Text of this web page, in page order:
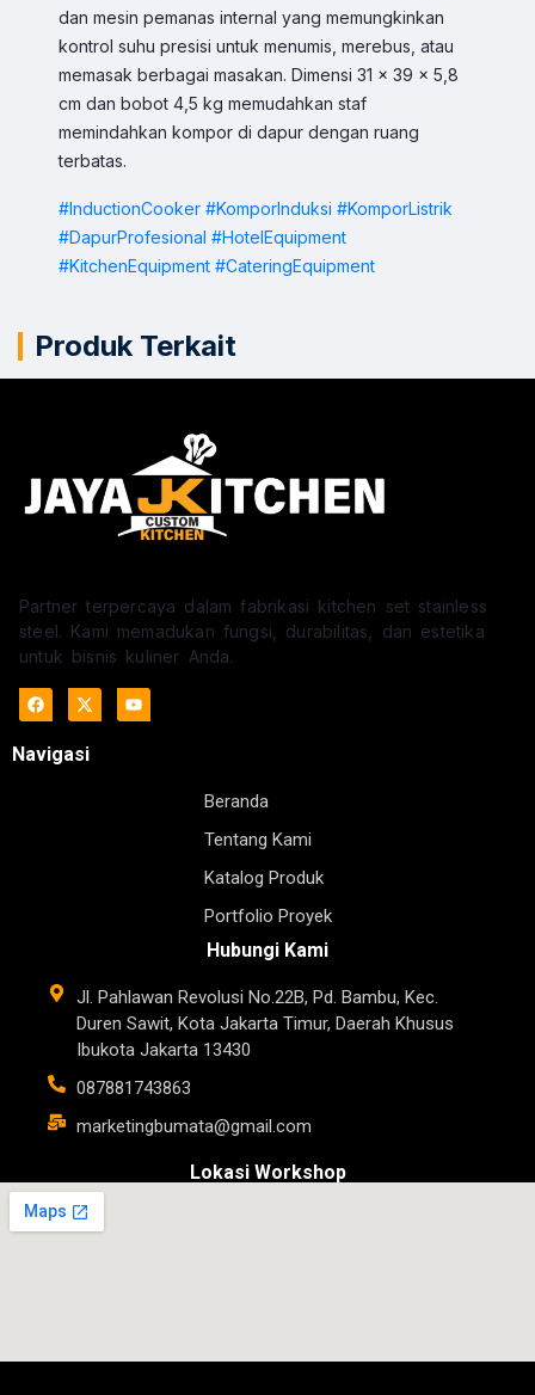
dan mesin pemanas internal yang memungkinkan
kontrol suhu presisi untuk menumis, merebus, atau
memasak berbagai masakan. Dimensi 31 × 39 × 5,8
cm dan bobot 4,5 kg memudahkan staf
memindahkan kompor di dapur dengan ruang
terbatas.
#InductionCooker #KomporInduksi #KomporListrik
#DapurProfesional #HotelEquipment
#KitchenEquipment #CateringEquipment
Produk Terkait
Partner terpercaya dalam fabrikasi kitchen set stainless
steel. Kami memadukan fungsi, durabilitas, dan estetika
untuk bisnis kuliner Anda.
Navigasi
Beranda
Tentang Kami
Katalog Produk
Portfolio Proyek
Hubungi Kami
Jl. Pahlawan Revolusi No.22B, Pd. Bambu, Kec.
Duren Sawit, Kota Jakarta Timur, Daerah Khusus
Ibukota Jakarta 13430
087881743863
marketingbumata@gmail.com
Lokasi Workshop
Sales
Sofie
Jam Operasional 08.00–17.00
Admin
Jam Operasional 08.00–17.00
Support 24/7
Bantuan Operasional Di luar Jam Kerja
Chat WA
Klik kontak untuk membuka WhatsApp.